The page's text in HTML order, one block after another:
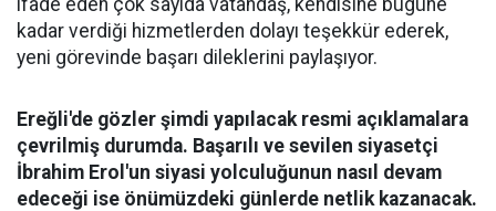
ifade eden çok sayıda vatandaş, kendisine bugüne
kadar verdiği hizmetlerden dolayı teşekkür ederek,
yeni görevinde başarı dileklerini paylaşıyor.
Ereğli'de gözler şimdi yapılacak resmi açıklamalara
çevrilmiş durumda. Başarılı ve sevilen siyasetçi
İbrahim Erol'un siyasi yolculuğunun nasıl devam
edeceği ise önümüzdeki günlerde netlik kazanacak.